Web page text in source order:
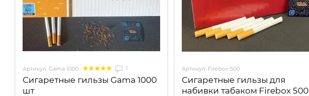
Артикул: Gama 1000 1
Сигаретные гильзы Gama 1000
шт
Артикул: Firebox-500
Сигаретные гильзы для
набивки табаком Firebox 500